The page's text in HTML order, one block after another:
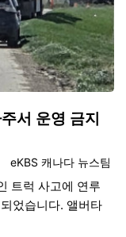
서 운영 금지
등록자
eKBS 캐나다 뉴스팀
트럭 사고에 연루
었습니다. 앨버타